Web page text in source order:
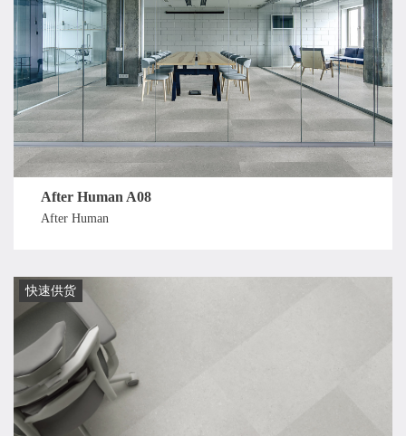
After Human A08
After Human
快速供货